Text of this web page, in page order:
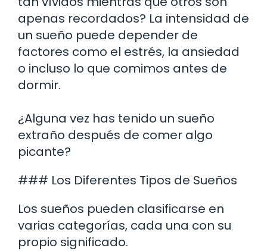
apenas recordados? La intensidad de
un sueño puede depender de
factores como el estrés, la ansiedad
o incluso lo que comimos antes de
dormir.
¿Alguna vez has tenido un sueño
extraño después de comer algo
picante?
### Los Diferentes Tipos de Sueños
Los sueños pueden clasificarse en
varias categorías, cada una con su
propio significado.